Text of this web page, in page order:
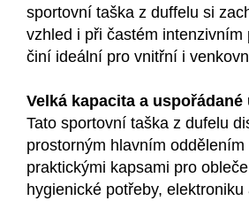
sportovní taška z duffelu si
vzhled i při častém intenzivním
činí ideální pro vnitřní i
Velká kapacita a
Tato sportovní taška z dufelu
prostorným hlavním oddělením
praktickými kapsami pro
hygienické potřeby,